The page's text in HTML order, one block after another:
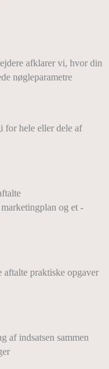
afklarer vi, hvor din
nøgleparametre
for hele eller dele af
og et -
praktiske opgaver
af indsatsen sammen